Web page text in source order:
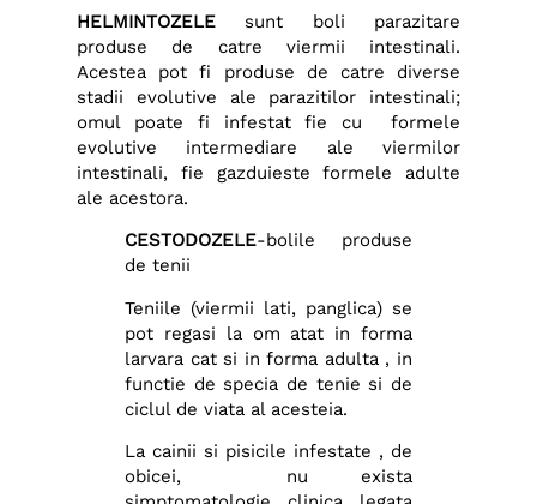
HELMINTOZELEsunt boli parazitare
produse de catre viermii intestinali.
Acestea pot fi produse de catre diverse
stadii evolutive ale parazitilor intestinali;
omul poate fi infestat fie cu formele
evolutive intermediare ale viermilor
intestinali, fie gazduieste formele adulte
ale acestora.
CESTODOZELE-bolile produse
de tenii
Teniile (viermii lati, panglica) se
pot regasi la om atat in forma
larvara cat si in forma adulta , in
functie de specia de tenie si de
ciclul de viata al acesteia.
La cainii si pisicile infestate , de
obicei, nu exista